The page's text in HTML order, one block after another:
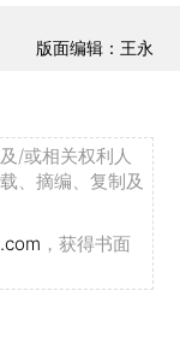
版面编辑：王永
/或相关权利人
、摘编、复制及
，获得书面